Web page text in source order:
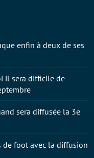
enfin à deux de ses
il sera difficile de
sera diffusée la 3e
de foot avec la diffusion